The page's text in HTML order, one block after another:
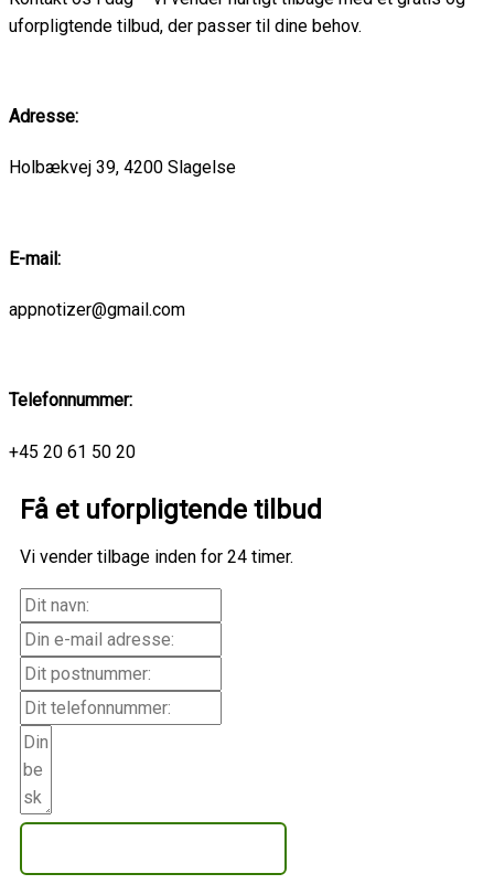
uforpligtende tilbud, der passer til dine behov.
Adresse:
Holbækvej 39, 4200 Slagelse
E-mail:
appnotizer@gmail.com
Telefonnummer:
+45 20 61 50 20
Få et uforpligtende tilbud
Vi vender tilbage inden for 24 timer.